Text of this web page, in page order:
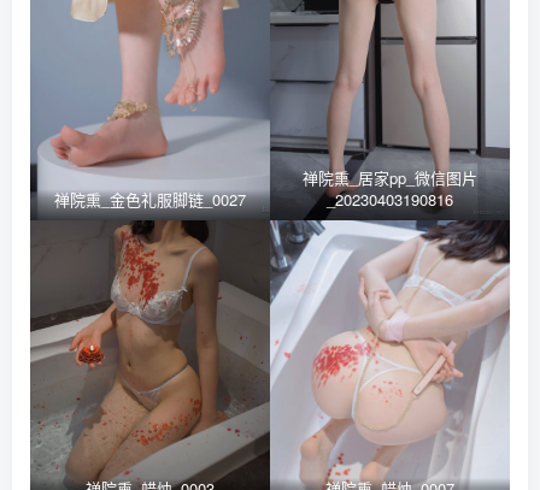
禅院熏_金色礼服脚链_0027
禅院熏_居家pp_微信图片
_20230403190816